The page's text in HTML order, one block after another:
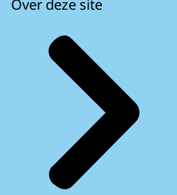
Over deze site